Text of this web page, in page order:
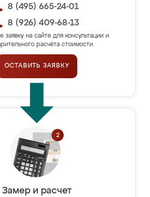
8 (495) 665-24-01
8 (926) 409-68-13
заявку на сайте для консультации и
расчёта стоимости.
ОСТАВИТЬ ЗАЯВКУ
Замер и расчет